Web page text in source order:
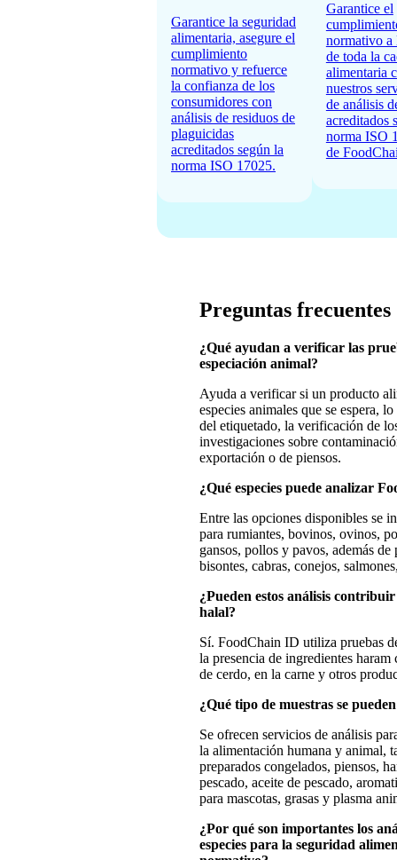
Garantice la seguridad
alimentaria, asegure el
cumplimiento
normativo y refuerce
la confianza de los
consumidores con
análisis de residuos de
plaguicidas
acreditados según la
norma ISO 17025.
Garantice el
normativo a
de toda la
alimentaria
nuestros
de análisis
acreditados
norma ISO
de
Preguntas frecuentes
¿Qué ayudan a verificar las
especiación animal?
Ayuda a verificar si un producto
especies animales que se espera,
del etiquetado, la verificación de
investigaciones sobre
exportación o de piensos.
¿Qué especies puede analizar
Entre las opciones disponibles se
para rumiantes, bovinos, ovinos,
gansos, pollos y pavos, además de
bisontes, cabras, conejos,
¿Pueden estos análisis
halal?
Sí. FoodChain ID utiliza pruebas
la presencia de ingredientes
de cerdo, en la carne y otros
¿Qué tipo de muestras se
Se ofrecen servicios de análisis
la alimentación humana y animal,
preparados congelados, piensos,
pescado, aceite de pescado,
para mascotas, grasas y plasma
¿Por qué son importantes los
especies para la seguridad